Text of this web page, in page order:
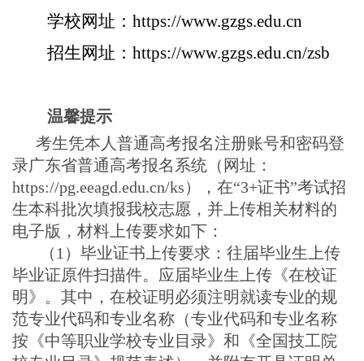
学校网址： https://www.gzgs.edu.cn
招生网址： https://www.gzgs.edu.cn/zsb
温馨提示
考生凭本人普通高考报名注册账号和密码登
录广东省普通高考报名系统（网址：
https://pg.eeagd.edu.cn/ks），在“3+证书”考试招
生本科批次填报我校志愿，并上传相关材料的
电子版，材料上传要求如下：
（1）毕业证书上传要求：往届毕业生上传
毕业证原件扫描件。应届毕业生上传《在校证
明》。其中，在校证明必须注明就读专业的规
范专业代码和专业名称（专业代码和专业名称
按《中等职业学校专业目录》和《全国技工院